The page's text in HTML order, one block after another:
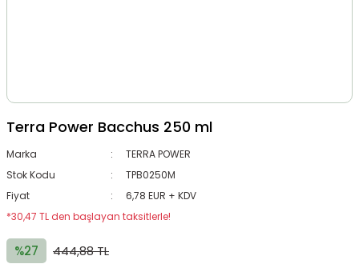
Terra Power Bacchus 250 ml
Marka
TERRA POWER
Stok Kodu
TPB0250M
Fiyat
6,78 EUR + KDV
*30,47 TL den başlayan taksitlerle!
%27 444,88 TL